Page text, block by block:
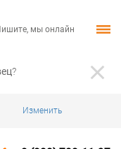
?
Изменить
мы онлайн